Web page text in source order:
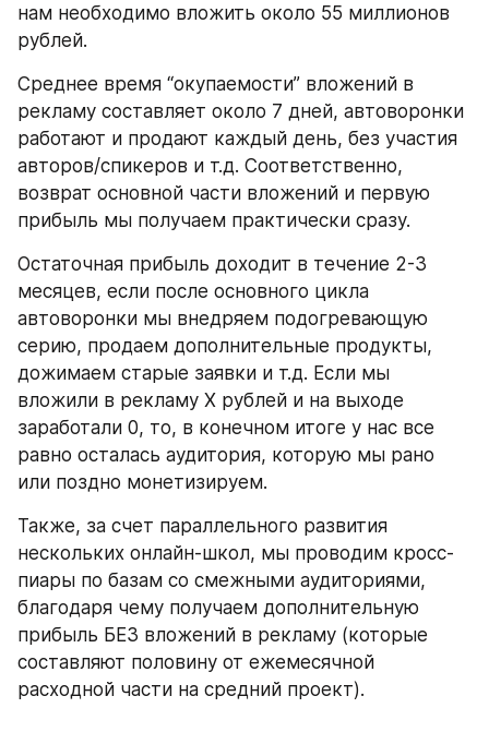
нам необходимо вложить около 55 миллионов
рублей.
Среднее время “окупаемости” вложений в
рекламу составляет около 7 дней, автоворонки
работают и продают каждый день, без участия
авторов/спикеров и т.д. Соответственно,
возврат основной части вложений и первую
прибыль мы получаем практически сразу.
Остаточная прибыль доходит в течение 2-3
месяцев, если после основного цикла
автоворонки мы внедряем подогревающую
серию, продаем дополнительные продукты,
дожимаем старые заявки и т.д. Если мы
вложили в рекламу Х рублей и на выходе
заработали 0, то, в конечном итоге у нас все
равно осталась аудитория, которую мы рано
или поздно монетизируем.
Также, за счет параллельного развития
нескольких онлайн-школ, мы проводим кросс-
пиары по базам со смежными аудиториями,
благодаря чему получаем дополнительную
прибыль БЕЗ вложений в рекламу (которые
составляют половину от ежемесячной
расходной части на средний проект).